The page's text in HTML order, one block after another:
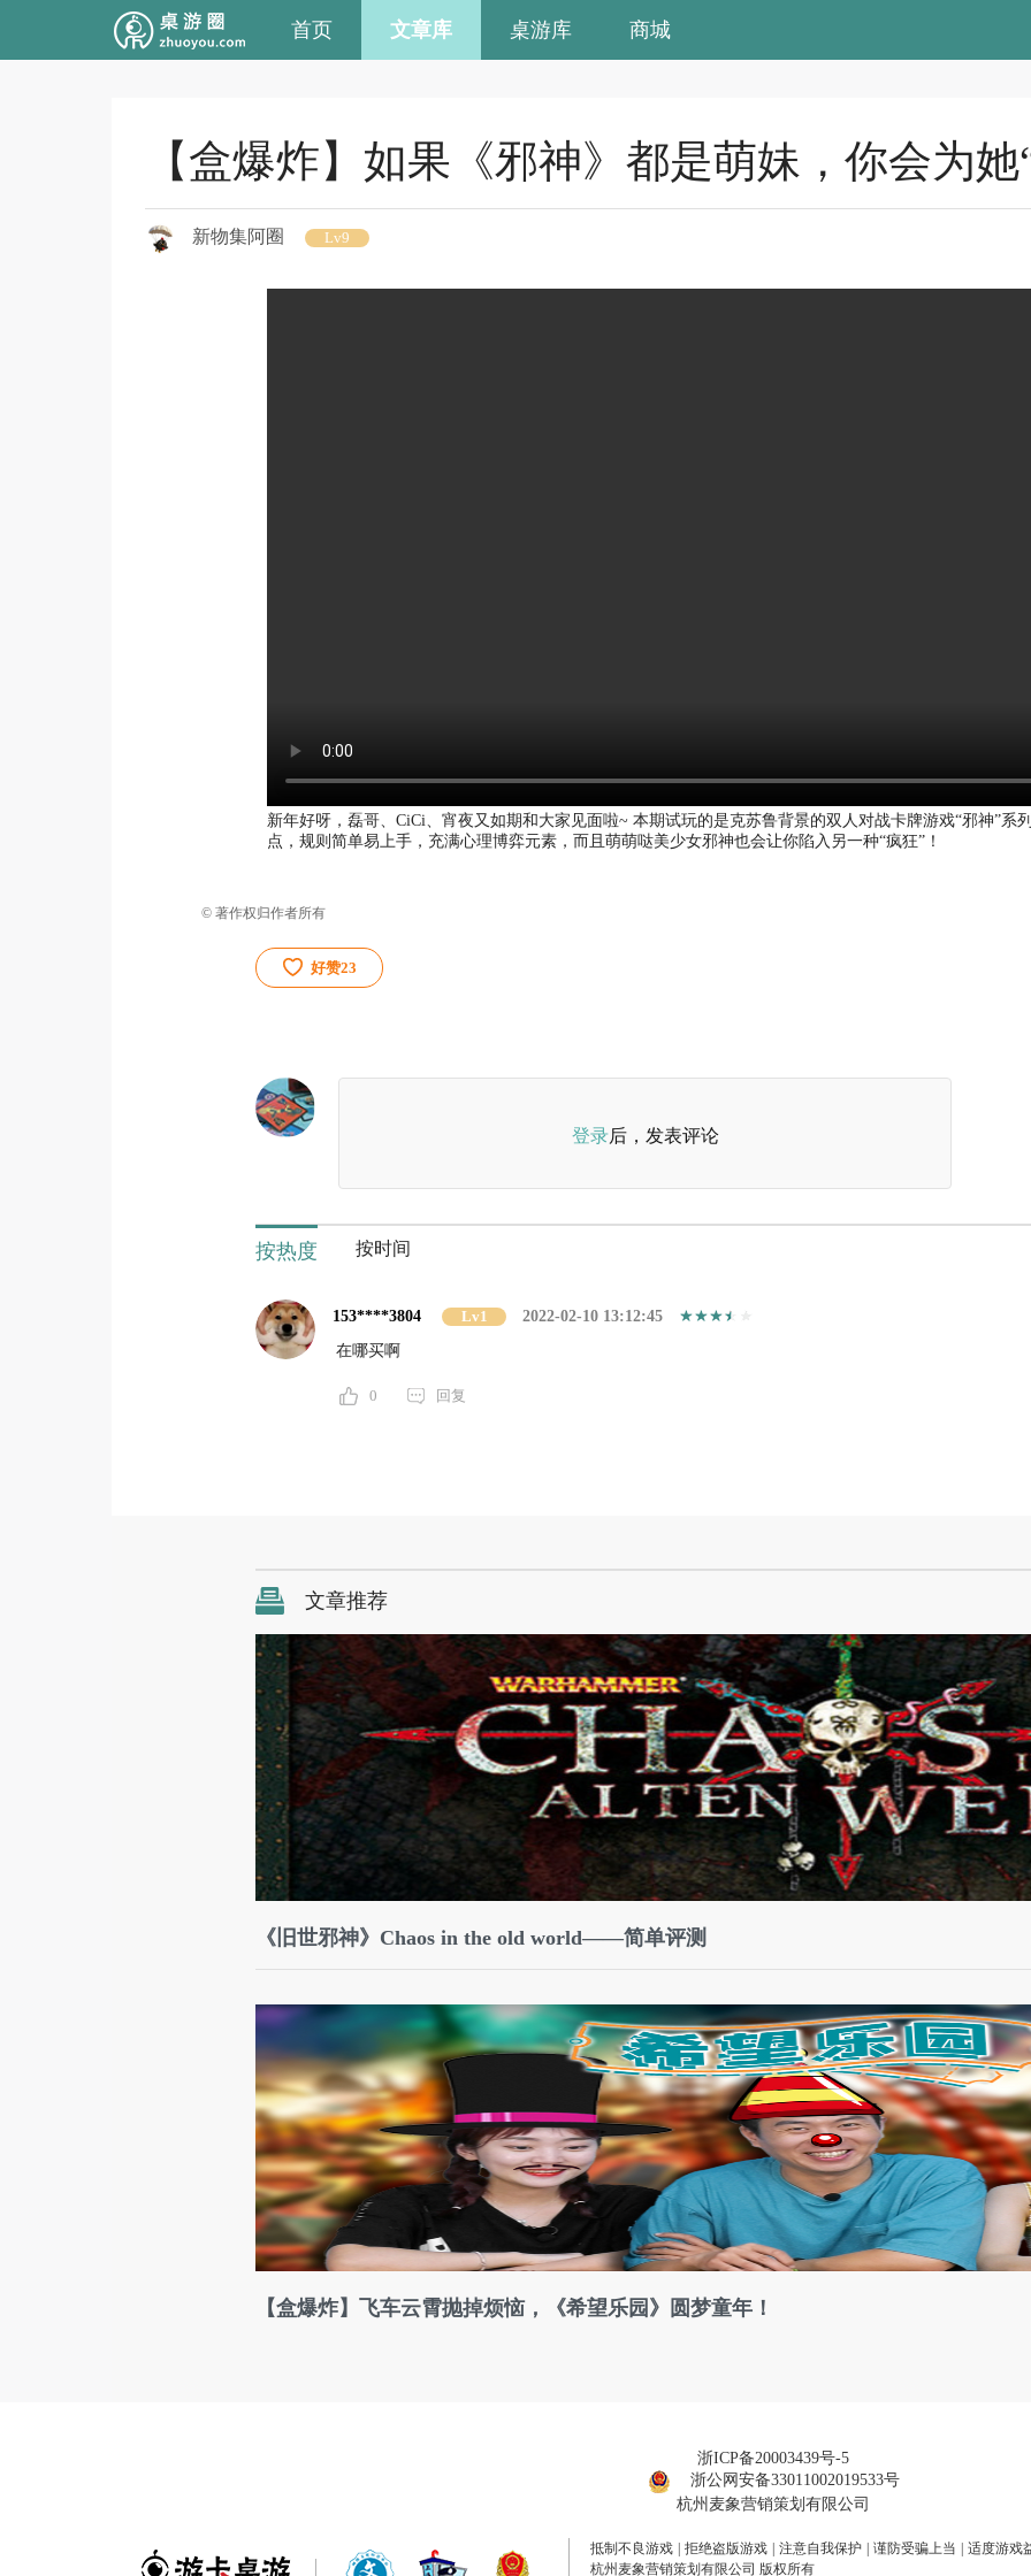
首页 文章库 桌游库 商城
【盒爆炸】如果《邪神》都是萌妹，你会为她
新物集阿圈 Lv9
新年好呀，磊哥、CiCi、宵夜又如期和大家见面啦~ 本期试玩的是克苏鲁背景的双人对战卡牌游戏“邪神”系
点，规则简单易上手，充满心理博弈元素，而且萌萌哒美少女邪神也会让你陷入另一种“疯狂”！
© 著作权归作者所有
好赞23
登录后，发表评论
按热度 按时间
153****3804 Lv1
2022-02-10 13:12:45
在哪买啊
0 回复
文章推荐
《旧世邪神》Chaos in the old world——简单评测
【盒爆炸】飞车云霄抛掉烦恼，《希望乐园》圆梦童年！
浙ICP备20003439号-5
浙公网安备33011002019533号
杭州麦象营销策划有限公司
抵制不良游戏 | 拒绝盗版游戏 | 注意自我保护 | 谨防受骗上当 | 适度游戏
杭州麦象营销策划有限公司 版权所有